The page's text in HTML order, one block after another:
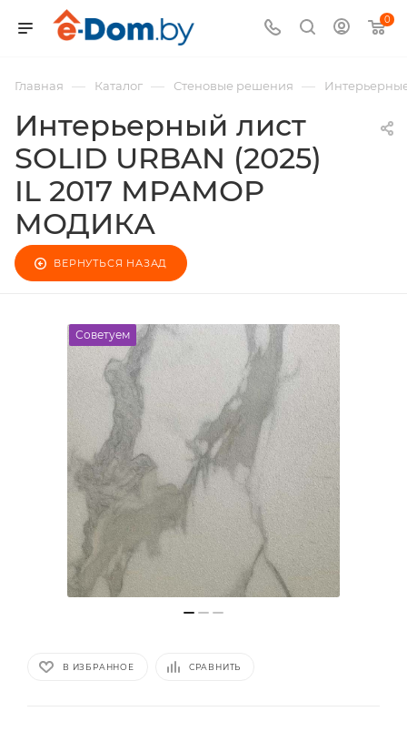
0
Главная — Каталог — Стеновые решения —
Интерьерный лист
SOLID URBAN (2025)
IL 2017 МРАМОР
МОДИКА
ВЕРНУТЬСЯ НАЗАД
Советуем
В ИЗБРАННОЕ СРАВНИТЬ